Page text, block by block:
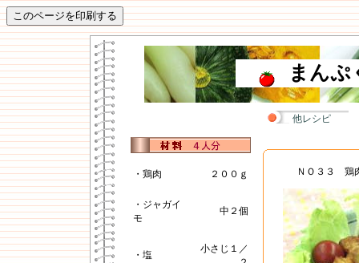
まん
他レシピ
・鶏肉 ２００ｇ
・ジャガイ
モ
中２個
・塩
小さじ１／
ＮＯ３３ 鶏